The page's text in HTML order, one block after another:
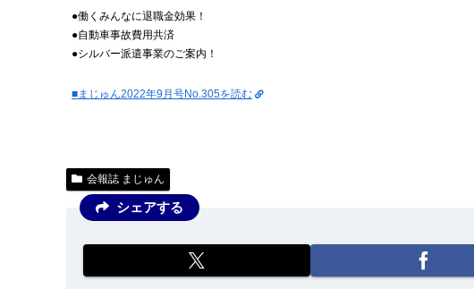
●働くみんなに退職金効果！
●自動車事故費用共済
●シルバー派遣事業のご案内！
■まじゅん2022年9月号No.305を読む
会報誌 まじゅん
シェアする